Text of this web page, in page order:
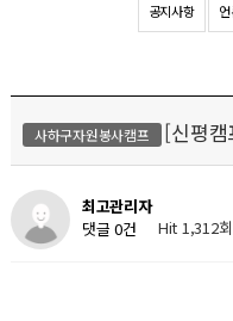
공지사항
사하구자원봉사캠프 [신평
최고관리자
댓글 0건
Hit 1,312회